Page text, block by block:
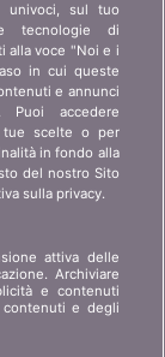
per i clienti
dei dati
giuridiche
sito
univoci, sul tuo
tecnologie di
alla voce "Noi e i
in cui queste
e annunci
Puoi accedere
tue scelte o per
in fondo alla
del nostro Sito
sulla privacy.
attiva delle
Archiviare
e contenuti
contenuti e degli